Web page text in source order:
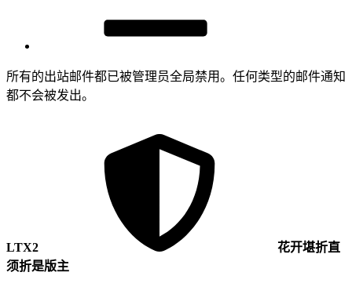
所有的出站邮件都已被管理员全局禁用。任何类型的邮件通知
都不会被发出。
LTX2
花开堪折直
须折是版主